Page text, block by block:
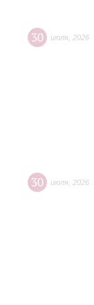
30 июля 2026
30 июля 2026